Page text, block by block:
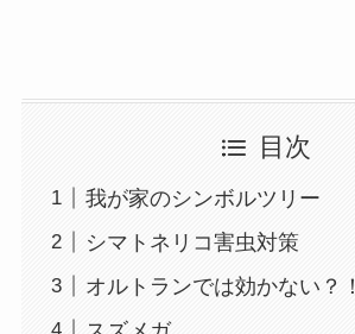
目次
我が家のシンボルツリー
シマトネリコ害虫対策
オルトランでは効かない？！